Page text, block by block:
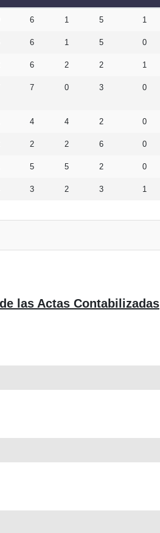
6 1 5 1
6 1 5 0
6 2 2 1
7 0 3 0
4 4 2 0
2 2 6 0
5 5 2 0
3 2 3 1
las Actas Contabilizadas